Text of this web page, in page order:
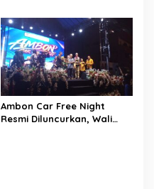
Perkuat UMKM dan
Pengusaha Perempuan
Ambon Car Free Night
Resmi Diluncurkan, Wali